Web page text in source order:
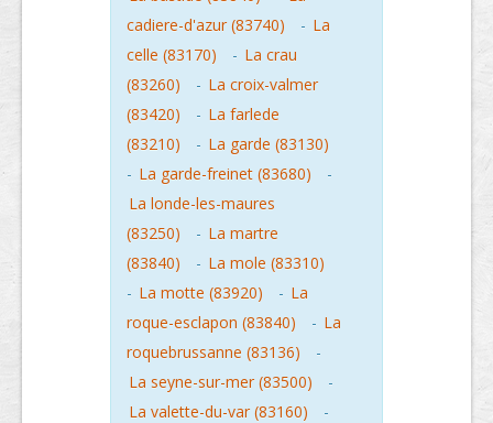
cadiere-d'azur (83740)
- La
celle (83170)
- La crau
(83260)
- La croix-valmer
(83420)
- La farlede
(83210)
- La garde (83130)
- La garde-freinet (83680)
-
La londe-les-maures
(83250)
- La martre
(83840)
- La mole (83310)
- La motte (83920) - La
roque-esclapon (83840)
- La
roquebrussanne (83136)
-
La seyne-sur-mer (83500)
-
La valette-du-var (83160)
-